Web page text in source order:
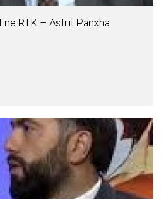
RTK – Astrit Panxha